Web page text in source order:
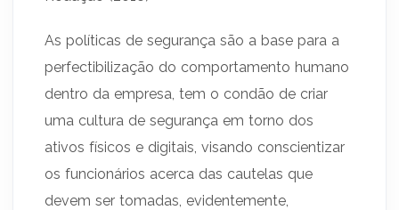
As políticas de segurança são a base para a
perfectibilização do comportamento humano
dentro da empresa, tem o condão de criar
uma cultura de segurança em torno dos
ativos físicos e digitais, visando conscientizar
os funcionários acerca das cautelas que
devem ser tomadas, evidentemente,